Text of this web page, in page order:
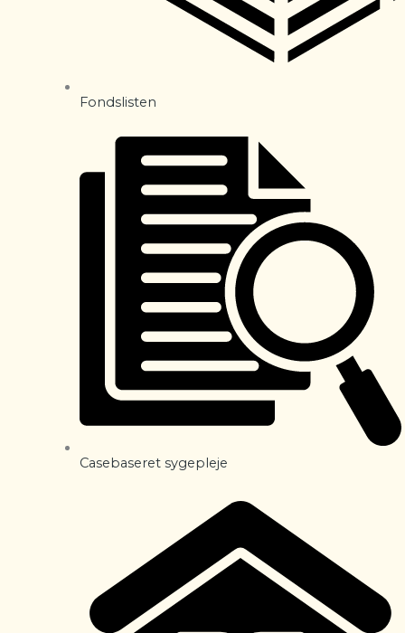
Fondslisten
Casebaseret sygepleje